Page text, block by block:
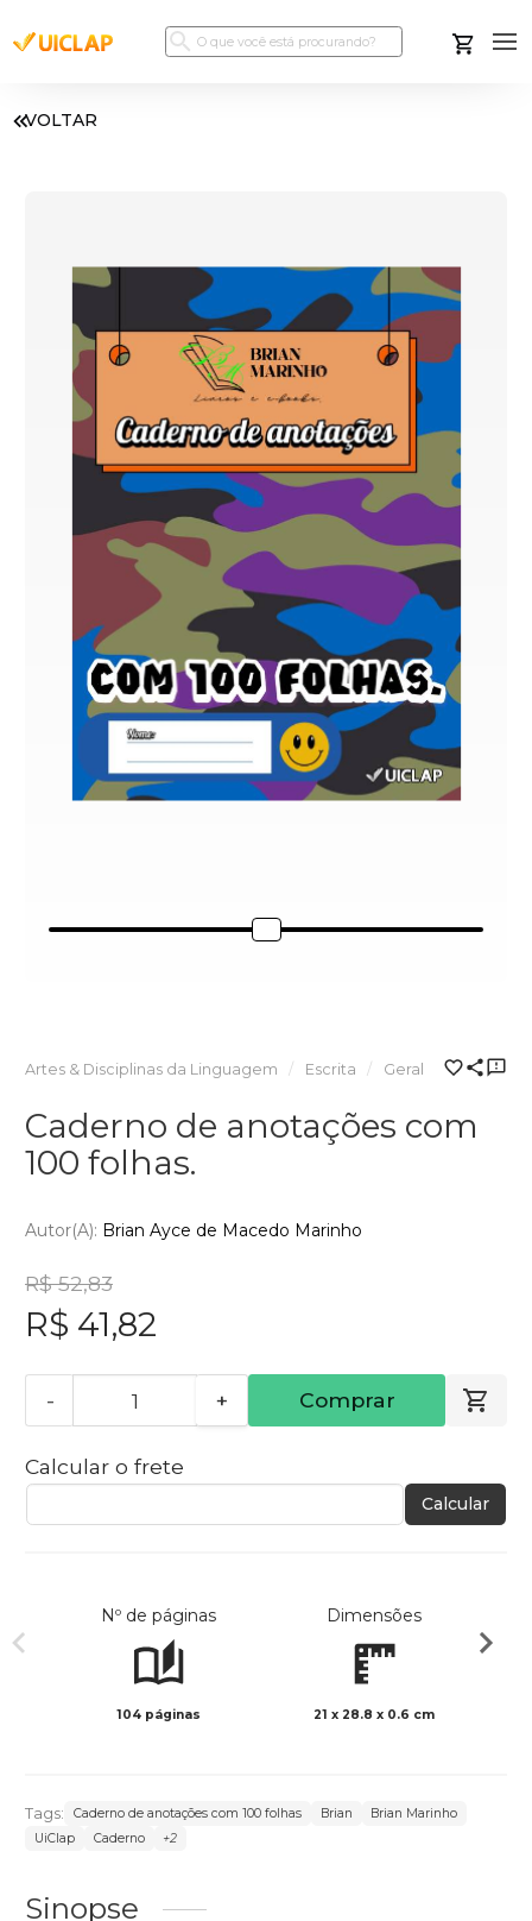
VOLTAR
Artes & Disciplinas da Linguagem Escrita Geral
Caderno de anotações com
100 folhas.
Autor(a): Brian Ayce de Macedo Marinho
R$ 52,83
R$ 41,82
- + Comprar
Calcular o frete
Calcular
Nº de páginas
104 páginas
Dimensões
21 x 28.8 x 0.6 cm
Tags: Caderno de anotações com 100 folhas Brian
Brian Marinho
UiClap
Caderno +2
Sinopse